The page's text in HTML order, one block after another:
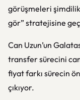
görüşmeleri
gör” stratejisine
Can Uzun’un
transfer sürecini
fiyat farkı sürecin
çıkıyor.